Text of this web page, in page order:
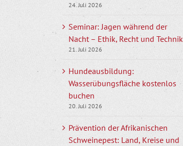
24. Juli 2026
Seminar: Jagen während der
Nacht – Ethik, Recht und Technik
21. Juli 2026
Hundeausbildung:
Wasserübungsfläche kostenlos
buchen
20. Juli 2026
Prävention der Afrikanischen
Schweinepest: Land, Kreise und